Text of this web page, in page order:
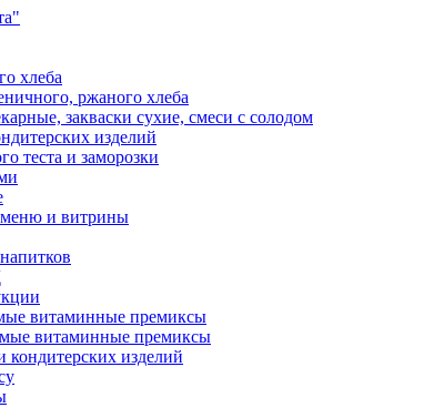
хлеба
ржаного хлеба
закваски сухие, смеси с солодом
изделий
теста и заморозки
меню и витрины
витаминные премиксы
витаминные премиксы
кондитерских изделий